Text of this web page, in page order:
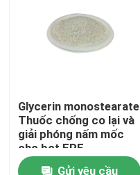
Các sản phẩm
video
Glycerin monostearate
Thuốc chống co lại và
giải phóng nấm mốc
cho bọt EPE
Gửi yêu cầu